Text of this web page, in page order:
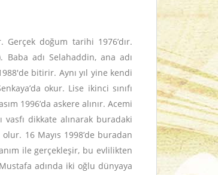
doğum tarihi 1976’dır.
adı Selahaddin, ana adı
bitirir. Aynı yıl yine kendi
okur. Lise ikinci sınıfı
1996’da askere alınır. Acemi
vasfı dikkate alınarak buradaki
16 Mayıs 1998’de buradan
ile gerçekleşir, bu evlilikten
adında iki oğlu dünyaya